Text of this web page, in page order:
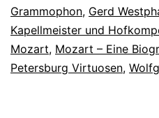
Grammophon, Gerd
Kapellmeister und
Mozart, Mozart – Eine
Petersburg Virtuosen,